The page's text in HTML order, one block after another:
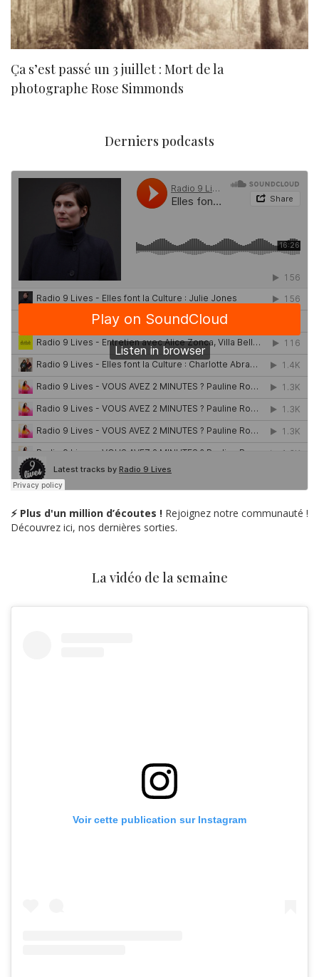
Ça s’est passé un 3 juillet : Mort de la
photographe Rose Simmonds
Derniers podcasts
⚡ Plus d'un million d’écoutes ! Rejoignez notre communauté !
Découvrez ici, nos dernières sorties.
La vidéo de la semaine
Voir cette publication sur Instagram